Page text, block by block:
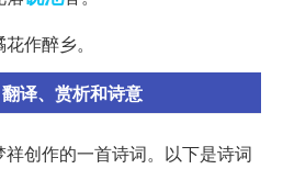
作醉乡。
译、赏析和诗意
祥创作的一首诗词。以下是诗词